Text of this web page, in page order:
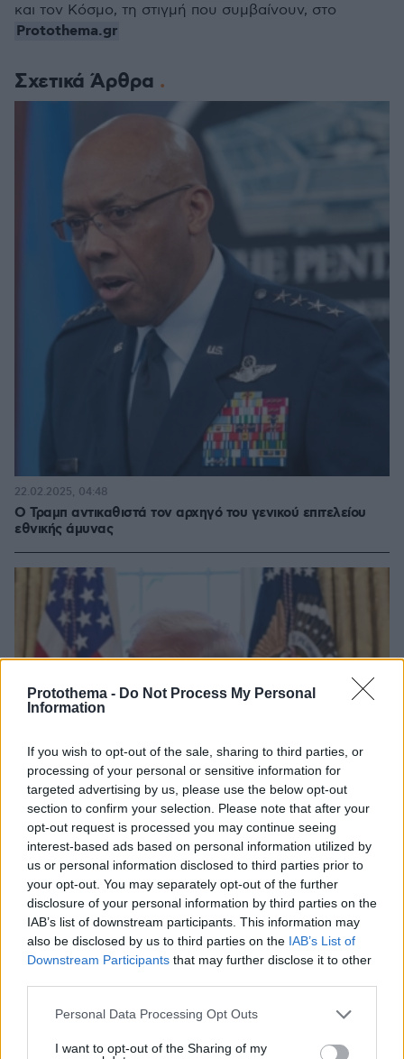
Protothema - Do Not Process My Personal
Information
If you wish to opt-out of the sale, sharing to third parties, or
processing of your personal or sensitive information for
targeted advertising by us, please use the below opt-out
section to confirm your selection. Please note that after your
opt-out request is processed you may continue seeing
interest-based ads based on personal information utilized by
us or personal information disclosed to third parties prior to
your opt-out. You may separately opt-out of the further
disclosure of your personal information by third parties on the
IAB’s list of downstream participants. This information may
also be disclosed by us to third parties on the IAB’s List of
Downstream Participants that may further disclose it to other
Please note that this website/app uses one or more Google
not limited to your visit or usage behaviour. You may click to
Personal Data Processing Opt Outs
I want to opt-out of the Sharing of my
Σχετικά Άρθρα
Ο Τραμπ αντικαθιστά τον αρχηγό του γενικού επιτελείου
εθνικής άμυνας
22.02.2025, 04:48
04.02.2025, 17:23
και τον Κόσμο, τη στιγμή που συμβαίνουν, στο
Protothema.gr